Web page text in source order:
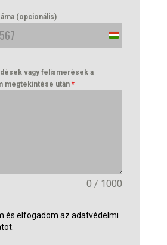
(opcionális)
Hungary
vagy felismerések a
megtekintése után *
0 / 1000
és elfogadom az adatvédelmi